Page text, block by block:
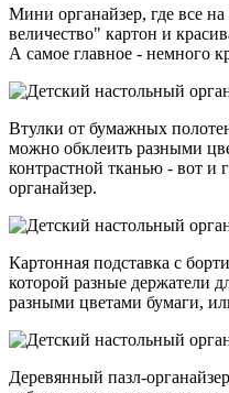
Мини органайзер, где все
величество" картон и
А самое главное - немного
Втулки от бумажных
можно обклеить разными
контрастной тканью - вот и
органайзер.
Картонная подставка с
которой разные держатели
разными цветами бумаги,
Деревянный пазл-